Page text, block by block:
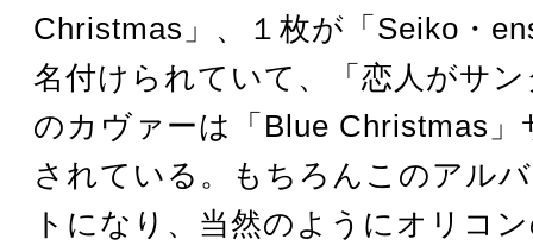
Christmas」、１枚が「Seiko・
名付けられていて、「恋人がサ
のカヴァーは「Blue Christmas」
されている。もちろんこのアル
トになり、当然のようにオリコ